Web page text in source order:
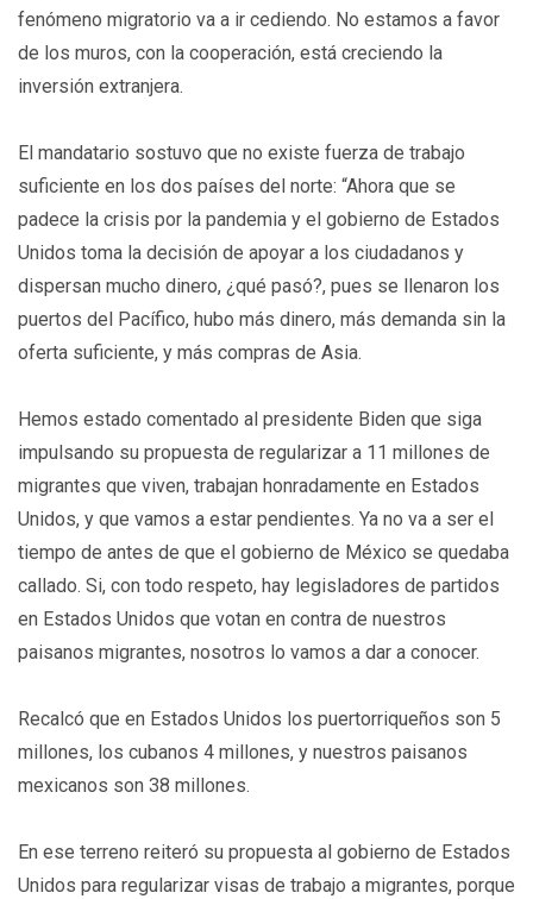
fenómeno migratorio va a ir cediendo. No estamos a favor
de los muros, con la cooperación, está creciendo la
inversión extranjera.
El mandatario sostuvo que no existe fuerza de trabajo
suficiente en los dos países del norte: “Ahora que se
padece la crisis por la pandemia y el gobierno de Estados
Unidos toma la decisión de apoyar a los ciudadanos y
dispersan mucho dinero, ¿qué pasó?, pues se llenaron los
puertos del Pacífico, hubo más dinero, más demanda sin la
oferta suficiente, y más compras de Asia.
Hemos estado comentado al presidente Biden que siga
impulsando su propuesta de regularizar a 11 millones de
migrantes que viven, trabajan honradamente en Estados
Unidos, y que vamos a estar pendientes. Ya no va a ser el
tiempo de antes de que el gobierno de México se quedaba
callado. Si, con todo respeto, hay legisladores de partidos
en Estados Unidos que votan en contra de nuestros
paisanos migrantes, nosotros lo vamos a dar a conocer.
Recalcó que en Estados Unidos los puertorriqueños son 5
millones, los cubanos 4 millones, y nuestros paisanos
mexicanos son 38 millones.
En ese terreno reiteró su propuesta al gobierno de Estados
Unidos para regularizar visas de trabajo a migrantes, porque